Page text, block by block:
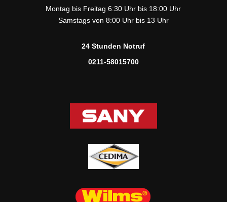
Montag bis Freitag 6:30 Uhr bis 18:00 Uhr
Samstags von 8:00 Uhr bis 13 Uhr
24 Stunden Notruf
0211-58015700